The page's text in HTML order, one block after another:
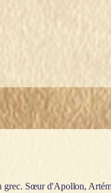
Sœur d'Apollon,